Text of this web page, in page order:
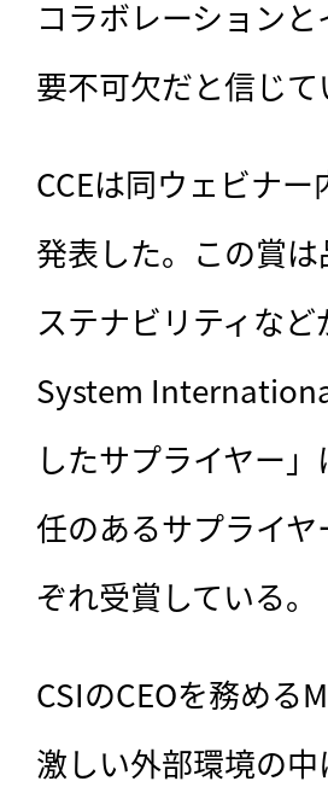
コラボレーション
要不可欠だと信じ
CCEは同ウェビナ
発表した。この賞
ステナビリティな
System
したサプライヤー
任のあるサプライ
ぞれ受賞している。
CSIのCEOを務める
激しい外部環境の